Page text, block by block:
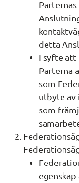
detta
I syfte att
Parterna
som
utbyte av
som
egenskap